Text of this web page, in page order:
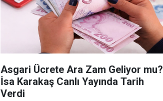
Asgari Ücrete Ara Zam Geliyor mu?
İsa Karakaş Canlı Yayında Tarih
Verdi